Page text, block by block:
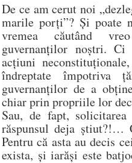
De ce am cerut noi
marile porți”? Și poate
vremea căutând
guvernanților noștri.
acțiuni
îndreptate împotriva
guvernanților de a
chiar prin propriile lor
Sau, de fapt,
răspunsul deja știut?!…
Pentru că asta au decis
exista, și iarăși este